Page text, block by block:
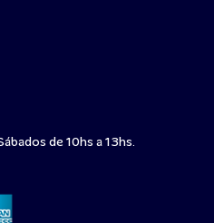
de 10hs a 13hs.